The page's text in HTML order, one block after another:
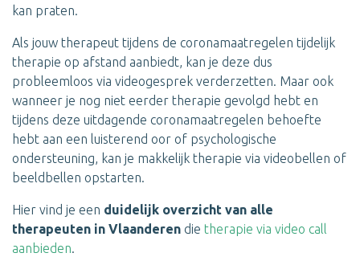
kan praten.
Als jouw therapeut tijdens de coronamaatregelen tijdelijk
therapie op afstand aanbiedt, kan je deze dus
probleemloos via videogesprek verderzetten. Maar ook
wanneer je nog niet eerder therapie gevolgd hebt en
tijdens deze uitdagende coronamaatregelen behoefte
hebt aan een luisterend oor of psychologische
ondersteuning, kan je makkelijk therapie via videobellen of
beeldbellen opstarten.
Hier vind je een duidelijk overzicht van alle
therapeuten in Vlaanderen die therapie via video call
aanbieden.